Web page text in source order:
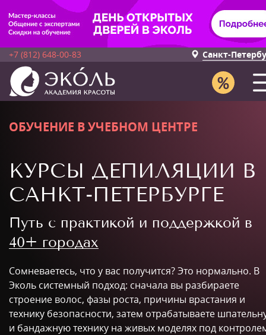
+7 (812) 648-00-83 Санкт-
ОБУЧЕНИЕ В УЧЕБНОМ ЦЕНТРЕ
КУРСЫ ДЕПИЛЯЦИИ В
САНКТ-ПЕТЕРБУРГЕ
Путь с практикой и поддержкой в
40+ городах
Сомневаетесь, что у вас получится? Это нормально. В
Эколь системный подход: сначала вы разбираете
строение волос, фазы роста, причины врастания и
технику безопасности, затем отрабатываете
и бандажную технику на живых моделях под